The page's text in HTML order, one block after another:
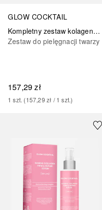
GLOW COCKTAIL
Kompletny zestaw kolagenowy
Zestaw do pielęgnacji twarzy
157,29 zł
1 szt. (157,29 zł / 1 szt.)